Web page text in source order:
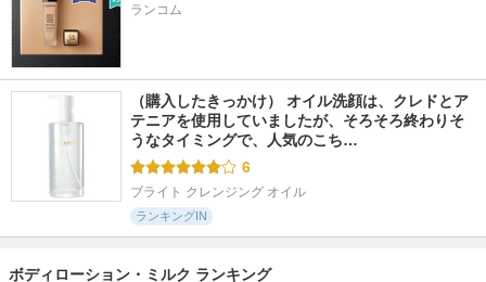
ランコム
（購入したきっかけ） オイル洗顔は、クレドとア
テニアを使用していましたが、そろそろ終わりそ
うなタイミングで、人気のこち…
6
ブライト クレンジング オイル
ランキングIN
ボディローション・ミルク ランキング